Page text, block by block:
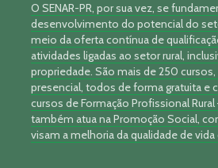
O SENAR-PR, por sua vez, se
desenvolvimento do potencial do
meio da oferta contínua de
atividades ligadas ao setor rural,
propriedade. São mais de 250
presencial, todos de forma gratuita e
cursos de Formação Profissional Rural
também atua na Promoção Social,
visam a melhoria da qualidade de